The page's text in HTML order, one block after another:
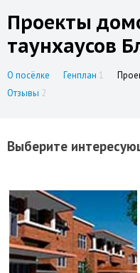
Проекты
таунхаусов
О посёлке Генплан 1
Отзывы 2
Выберите